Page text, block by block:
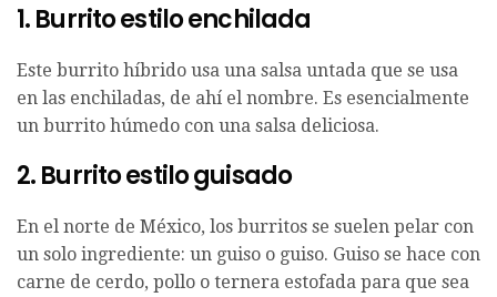
1. Burrito estilo enchilada
Este burrito híbrido usa una salsa untada que se usa
en las enchiladas, de ahí el nombre. Es esencialmente
un burrito húmedo con una salsa deliciosa.
2. Burrito estilo guisado
En el norte de México, los burritos se suelen pelar con
un solo ingrediente: un guiso o guiso. Guiso se hace con
carne de cerdo, pollo o ternera estofada para que sea